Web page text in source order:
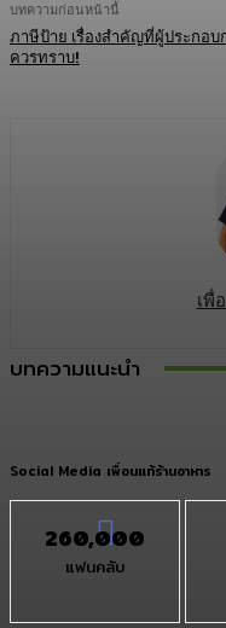
บทความก่อนหน้านี้
ภาษีป้าย เรื่องสำคัญที่ผู้ประกอบ
ควรทราบ!
เพื่
บทความแนะนำ
Social Media เพื่อนแท้ร้านอาหาร
260,000
แฟนคลับ